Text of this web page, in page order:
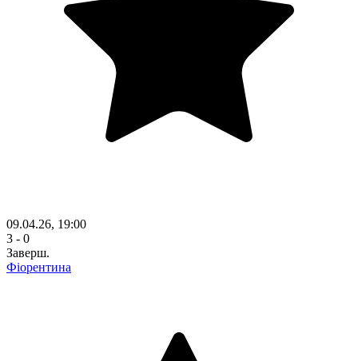
09.04.26, 19:00
3 - 0
Заверш.
Фіорентина